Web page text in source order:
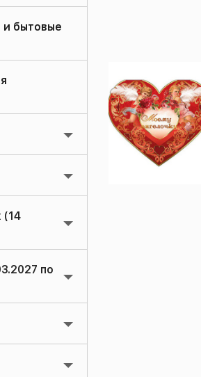
бытовые
(14
по